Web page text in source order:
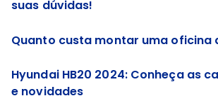
suas dúvidas!
Quanto custa montar uma oficina
Hyundai HB20 2024: Conheça as
e novidades